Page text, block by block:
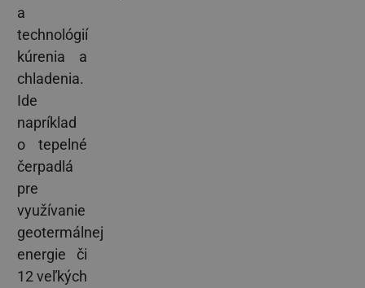
a
technológií
kúrenia a
chladenia.
Ide
napríklad
o tepelné
čerpadlá
pre
využívanie
geotermálnej
energie či
12 veľkých